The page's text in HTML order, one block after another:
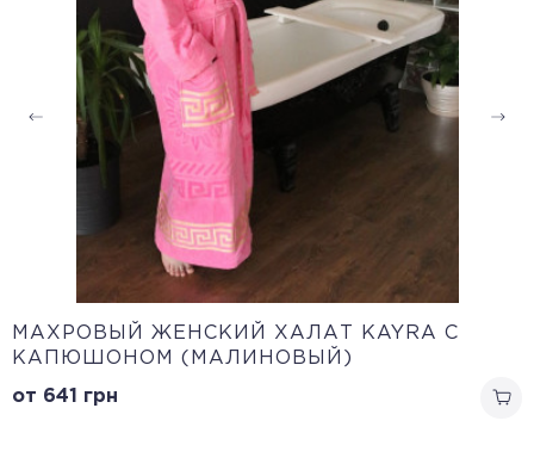
МАХРОВЫЙ ЖЕНСКИЙ ХАЛАТ KAYRA С
КАПЮШОНОМ (МАЛИНОВЫЙ)
от 641 грн